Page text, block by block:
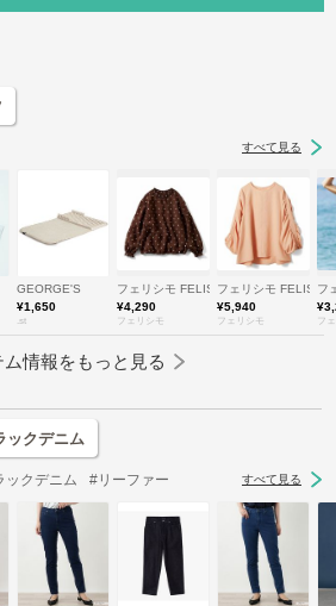
すべて見る
GEORGE'S
¥1,650
.st
フェリシモ FELISSIMO
¥4,290
フェリシモ
フェリシモ
¥5,940
フェリシモ
フ
フ
ム情報をもっと見る
ックデニム
ックデニム #リーファー すべて見る